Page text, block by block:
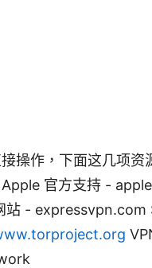
操作，下面这几项资
Apple 官方支持 -
- expressvpn.com